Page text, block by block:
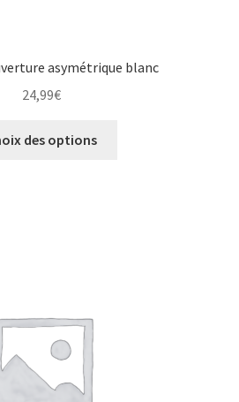
asymétrique blanc
24,99€
des options